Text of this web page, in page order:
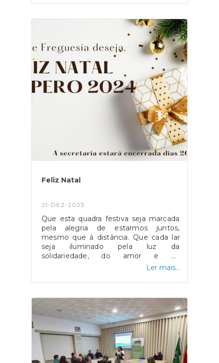
Vamos juntos criar memórias
com a sua energia e entusiasmo! Para
se inscrever, basta reunir o seu grupo e
entrar em contacto connosco. Não
perca a oportunidade de fazer parte
deste momento único em Cristelo.
Vamos celebrar o carnaval juntos!
#freguesiadecristelobcl#cristelobarcelos
#barcelos #freguesias #carnaval2024
Feliz Natal
21-DEZ-2023
Que esta quadra festiva seja marcada
pela alegria de estarmos juntos,
mesmo que à distância. Que cada lar
seja iluminado pela luz da
solidariedade, do amor e da
compreensão, criando um ambiente
Natal, desejamos momentos de paz,
desta época renove a nossa
determinação em construir uma
comunidade ainda mais unida e
solidária.Feliz Natal e um próspero Ano
Novo para todos!Abel, Sandra, Gil e
Jorge
Ler mais...